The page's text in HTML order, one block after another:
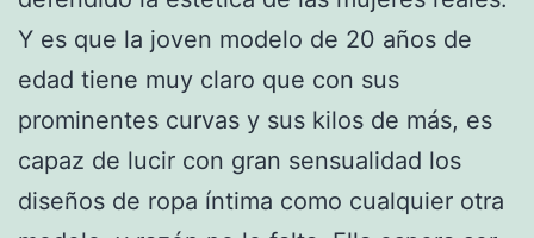
Y es que la joven modelo de 20 años de
edad tiene muy claro que con sus
prominentes curvas y sus kilos de más, es
capaz de lucir con gran sensualidad los
diseños de ropa íntima como cualquier otra